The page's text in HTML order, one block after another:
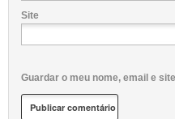
Site
Guardar o meu nome, email e